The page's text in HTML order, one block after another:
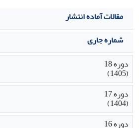
مقالات آماده انتشار
شماره جاری
دوره 18
(1405)
دوره 17
(1404)
دوره 16